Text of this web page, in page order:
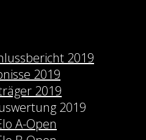
2019
2019
2019
2019
A-Open